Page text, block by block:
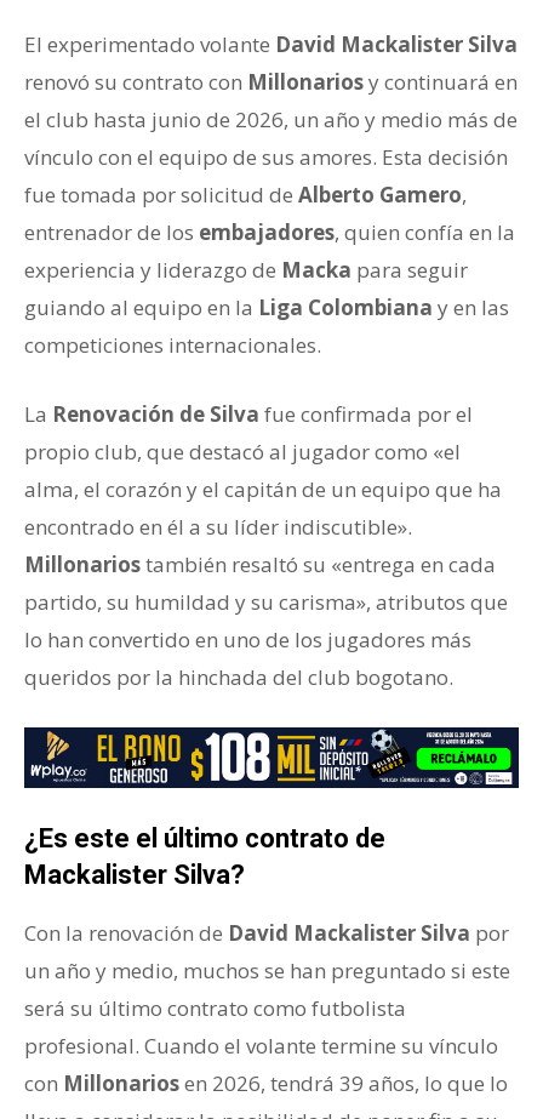
El experimentado volante David Mackalister Silva
renovó su contrato con Millonariosy continuará en
el club hasta junio de 2026, un año y medio más de
vínculo con el equipo de sus amores. Esta decisión
fue tomada por solicitud de Alberto Gamero,
entrenador de los embajadores, quien confía en la
experiencia y liderazgo de Macka para seguir
guiando al equipo en la Liga Colombiana y en las
competiciones internacionales.
La Renovación de Silva fue confirmada por el
propio club, que destacó al jugador como «el
alma, el corazón y el capitán de un equipo que ha
encontrado en él a su líder indiscutible».
Millonariostambién resaltó su «entrega en cada
partido, su humildad y su carisma», atributos que
lo han convertido en uno de los jugadores más
queridos por la hinchada del club bogotano.
¿Es este el último contrato de
Mackalister Silva?
Con la renovación de David Mackalister Silva por
un año y medio, muchos se han preguntado si este
será su último contrato como futbolista
profesional. Cuando el volante termine su vínculo
con Millonariosen 2026, tendrá 39 años, lo que lo